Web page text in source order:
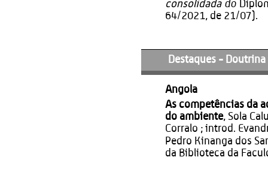
consolidadado
64/2021, de 21/07 ).
Destaques -
Angola
As competências da
do ambiente, Sola
Corralo ; introd.
Pedro Kinanga dos
da Biblioteca da